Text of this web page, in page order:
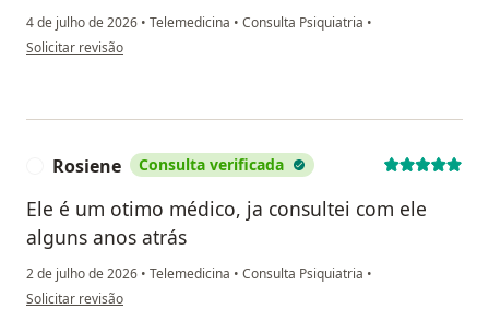
4 de julho de 2026 • Telemedicina • Consulta Psiquiatria •
na opinião do utilizador Cláudia
Solicitar revisão
Rosiene Consulta verificada
Ele é um otimo médico, ja consultei com ele
alguns anos atrás
2 de julho de 2026 • Telemedicina • Consulta Psiquiatria •
na opinião do utilizador Rosiene
Solicitar revisão